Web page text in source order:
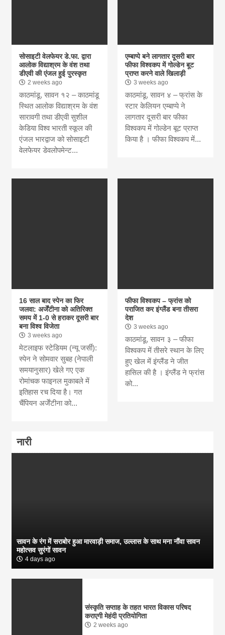
सोसाइटी वेलफेयर डे.फा. द्वारा
आलोक विद्याश्रम के वंश तथा
डीएवी की एंजल हुई पुरस्कृत
2 weeks ago
काठमांडू, सावन १२ – काठमांडू
स्थित आलोक विद्याश्रम के वंश
सारावगी तथा डीएवी सुशील
केडिया विश्व भारती स्कूल की
एंजल भारद्वाज को सोसाइटी
वेलफेयर डेवलोपमेन्ट...
एम्बाप्पे बने लागतार दूसरी बार
फीफा विश्वकप में गोल्डेन बूट
प्राप्त करने वाले खिलाड़ी
3 weeks ago
काठमांडू, सावन ४ – फ्रांस के
स्टार केलियन एम्बाप्पे ने
लागतार दूसरी बार फीफा
विश्वकप में गोल्डेन बूट प्राप्त
किया है । फीफा विश्वकप में...
16 साल बाद स्पेन का फिर
जलवा: अर्जेंटीना को अतिरिक्त
समय में 1-0 से हराकर दूसरी बार
बना विश्व विजेता
3 weeks ago
मेटलाइफ स्टेडियम (न्यू जर्सी):
स्पेन ने सोमवार सुबह (नेपाली
समयानुसार) खेले गए एक
रोमांचक फाइनल मुकाबले में
इतिहास रच दिया है। गत
चैंपियन अर्जेंटीना को...
फीफा विश्वकप – फ्रांस को
पराजित कर इंग्लैंड बना तीसरा
देश
3 weeks ago
काठमांडू, सावन ३ – फीफा
विश्वकप में तीसरे स्थान के लिए
हुए खेल में इंग्लैंड ने जीत
हासिल की है । इंग्लैंड ने फ्रांस
को...
नारी
सावन के रंग में सराबोर हुआ मारवाड़ी समाज, उल्लास के साथ मना नौंवा सावन
महोत्सव सुरंगों सावन
4 days ago
संस्कृति सप्ताह के तहत भारत विकास परिषद
कराएगी मेहंदी प्रतियोगिता
2 weeks ago